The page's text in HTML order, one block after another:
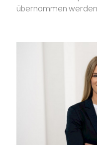
übernommen